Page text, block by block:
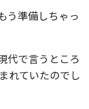
う準備しちゃっ
代で言うところ
れていたのでし